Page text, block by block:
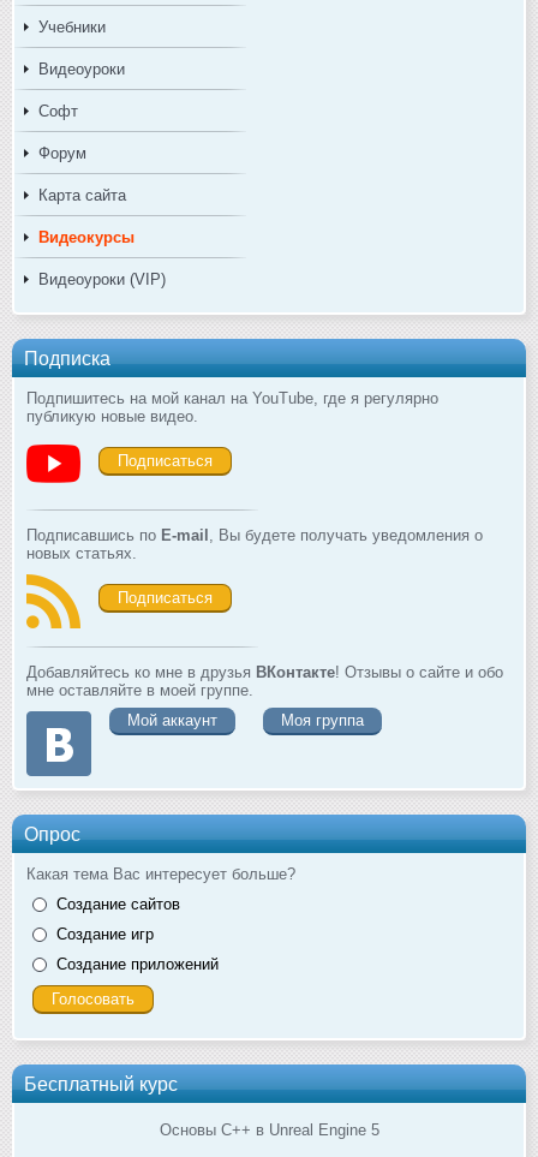
Учебники
Видеоуроки
Софт
Форум
Карта сайта
Видеокурсы
Видеоуроки (VIP)
Подписка
Подпишитесь на мой канал на YouTube, где я регулярно
публикую новые видео.
Подписаться
Подписавшись по E-mail , Вы будете получать уведомления о
новых статьях.
Подписаться
Добавляйтесь ко мне в друзья ВКонтакте! Отзывы о сайте и обо
мне оставляйте в моей группе.
Мой аккаунт
Моя группа
Опрос
Какая тема Вас интересует больше?
Создание сайтов
Создание игр
Создание приложений
Бесплатный курс
Основы C++ в Unreal Engine 5